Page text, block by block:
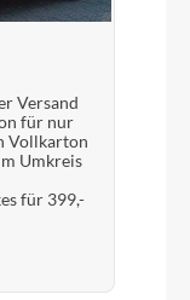
Versand
für nur
Vollkarton
Umkreis
für 399,-